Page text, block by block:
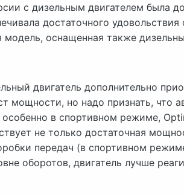
с дизельным двигателем была
достаточного
оснащенная также
двигатель дополнительно
мощности, но надо признать, что
в спортивном режиме,
не только достаточная
передач (в спортивном
оборотов, двигатель лучше